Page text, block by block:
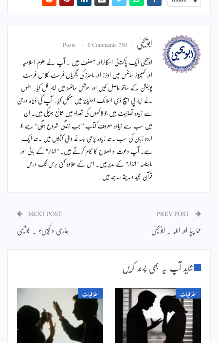
ابویحییٰ 750 Posts
0 Comments
ابویحییٰ ایک پاکستانی اسکالراور مصنف ہیں ۔ آپ نے علوم اسلامیہ
اور کمپیوٹر سائنس میں اونرز اور ماسٹرز کی ڈگریاں فرسٹ کلاس فرسٹ
پوزیشن کے ساتھ حاصل کیں اور سوشل سائنسز میں ایم فل کیا۔ انہوں
نے اپنا پی ایچ ڈی اسلامک اسٹیڈیز میں مکمل کیا۔ آپ کی ڈیڑھ درجن
سے زیادہ تصانیف ہیں جو لاکھوں کی تعداد میں شائع ہوچکی ہیں۔ ان
میں سب سے زیادہ معروف کتاب ’’جب زندگی شروع ہوگی‘‘ ہے جو
اردو زبان کی سب سے زیادہ پڑھی جانے والی کتابوں میں سے ایک
ہے۔ آپ دعوت و اصلاح کا کام کرتے ہیں۔ "انذار" کے بانی اور
ماہنامہ "انذار" کے مدیر ہیں۔ اس کے علاوہ کئی برس تک درس
قرآن مجید دیتے رہے ہیں۔
مما پپا اور اللہ ۔ ابویحییٰ
NEXT POST
ہماری دلچسپی؟ ۔ ابویحییٰ
شاید آپ یہ بھی پسند کریں
اخلاقیات اخلاقیات